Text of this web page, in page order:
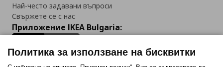
Най-често задавани въпроси
Свържете се с нас
Приложение IKEA Bulgaria:
Политика за използване на бисквитки